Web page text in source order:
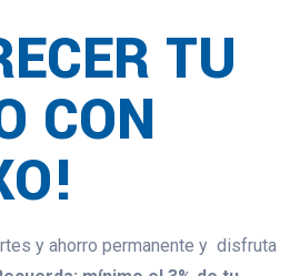
TU
CON
y ahorro permanente y disfruta